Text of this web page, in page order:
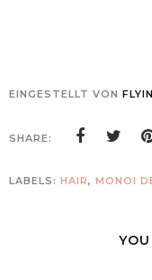
EINGESTELLT VON
SHARE:
LABELS: HAIR, MONOI